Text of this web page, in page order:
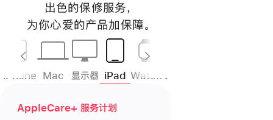
出色的保修服务，
为你心爱的产品加保障。
iPhone Mac 显示器 iPad Watch
AppleCare+ 服务计划